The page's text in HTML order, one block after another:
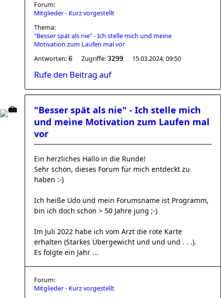
Forum:
Mitglieder - Kurz vorgestellt
Thema:
"Besser spät als nie" - Ich stelle mich und meine
Motivation zum Laufen mal vor
Antworten: 6 Zugriffe: 3299 15.03.2024, 09:50
Rufe den Beitrag auf
"Besser spät als nie" - Ich stelle mich
und meine Motivation zum Laufen mal
vor
Ein herzliches Hallo in die Runde!
Sehr schön, dieses Forum für mich entdeckt zu
haben :-)
Ich heiße Udo und mein Forumsname ist Programm,
bin ich doch schon > 50 Jahre jung ;-)
Im Juli 2022 habe ich vom Arzt die rote Karte
erhalten (Starkes Übergewicht und und und . . .).
Es folgte ein Jahr ...
Forum:
Mitglieder - Kurz vorgestellt